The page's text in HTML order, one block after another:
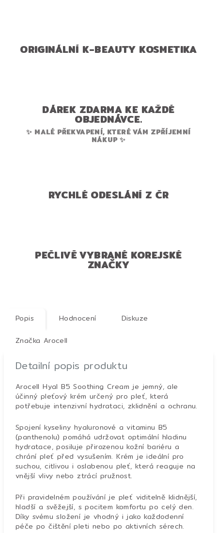
ORIGINÁLNÍ K-BEAUTY KOSMETIKA
DÁREK ZDARMA KE KAŽDÉ
OBJEDNÁVCE.
✨ MALÉ PŘEKVAPENÍ, KTERÉ VÁM ZPŘÍJEMNÍ
NÁKUP ✨
RYCHLÉ ODESLÁNÍ Z ČR
PEČLIVĚ VYBRANÉ KOREJSKÉ
ZNAČKY
Popis Hodnocení Diskuze
Značka Arocell
Detailní popis produktu
Arocell Hyal B5 Soothing Cream je jemný, ale
účinný pleťový krém určený pro pleť, která
potřebuje intenzivní hydrataci, zklidnění a ochranu.
Spojení kyseliny hyaluronové a vitaminu B5
(panthenolu) pomáhá udržovat optimální hladinu
hydratace, posiluje přirozenou kožní bariéru a
chrání pleť před vysušením. Krém je ideální pro
suchou, citlivou i oslabenou pleť, která reaguje na
vnější vlivy nebo ztrácí pružnost.
Při pravidelném používání je pleť viditelně klidnější,
hladší a svěžejší, s pocitem komfortu po celý den.
Díky svému složení je vhodný i jako každodenní
péče po čištění pleti nebo po aktivních sérech.